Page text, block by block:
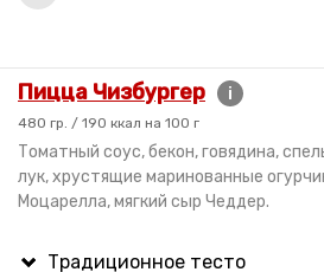
Пицца Чизбургер i
480 гр. / 190 ккал на 100 г
Томатный соус, бекон, говядина,
лук, хрустящие маринованные
Моцарелла, мягкий сыр Чеддер.